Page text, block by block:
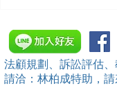
府」主舉之（115
內部教育訓練 ）
法顧規劃、訴訟評估
請洽：林柏成特助 ，請